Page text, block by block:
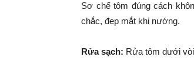
Sơ chế tôm đúng cách
chắc, đẹp mắt khi nướng.
Rửa sạch: Rửa tôm dưới